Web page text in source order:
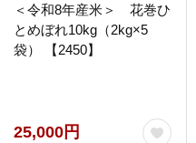
＜令和8年産米＞ 花巻ひ
とめぼれ10kg（2kg×5
袋） 【2450】
25,000円